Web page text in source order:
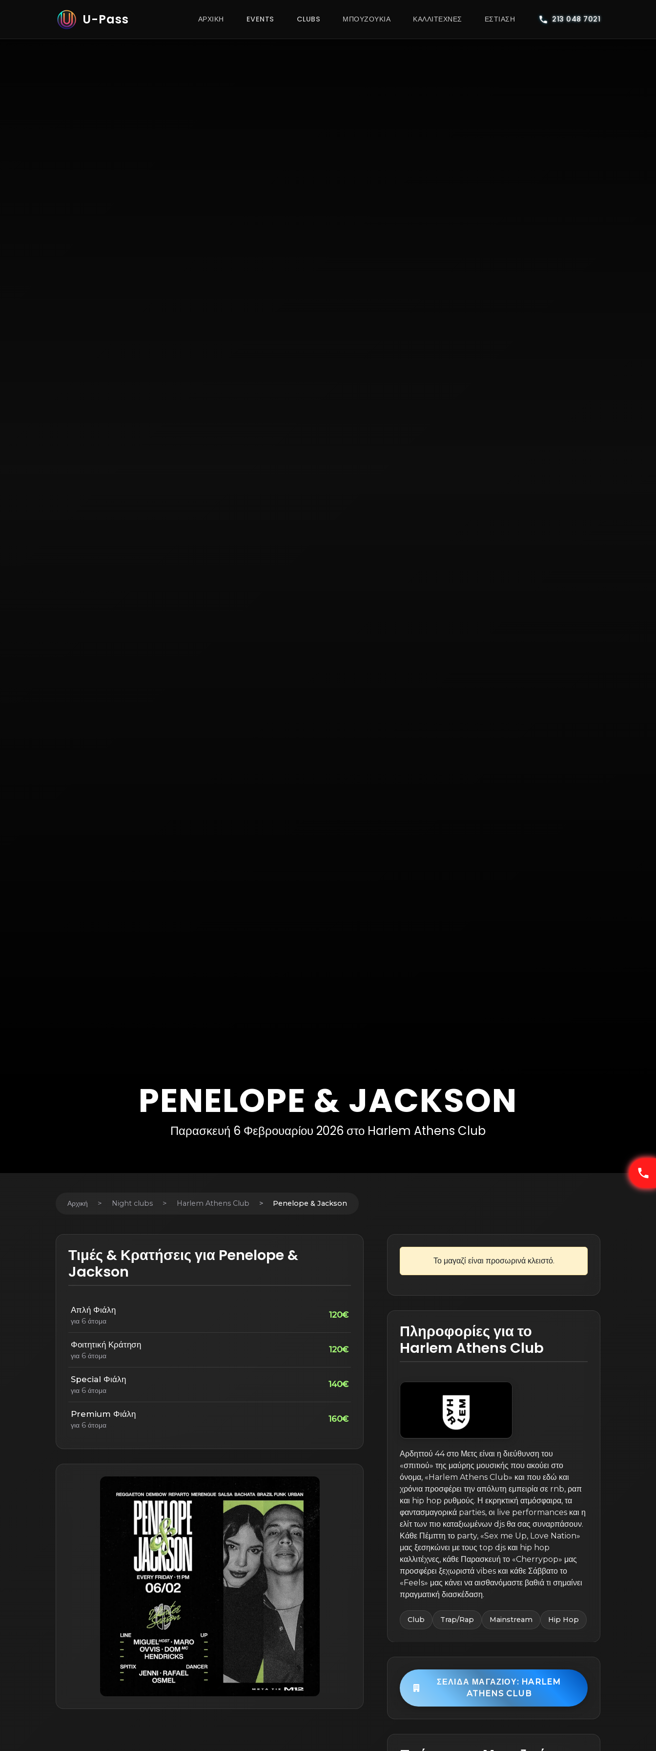
U-Pass ΑΡΧΙΚΗ EVENTS CLUBS ΜΠΟΥΖΟΥΚΙΑ ΚΑΛΛΙΤΕΧΝΕΣ ΕΣΤΊΑΣΗ 213 048 7021
PENELOPE & JACKSON
Παρασκευή 6 Φεβρουαρίου 2026 στο Harlem Athens Club
Αρχική Night clubs Harlem Athens Club Penelope & Jackson
Τιμές & Κρατήσεις για Penelope &
Jackson
Απλή Φιάλη
για 6 άτομα
120€
Φοιτητική Κράτηση
για 6 άτομα
120€
Special Φιάλη
για 6 άτομα
140€
Premium Φιάλη
για 6 άτομα
160€
Το μαγαζί είναι προσωρινά κλειστό.
Πληροφορίες για το
Harlem Athens Club
Αρδηττού 44 στο Μετς είναι η διεύθυνση του
«σπιτιού» της μαύρης μουσικής που ακούει στο
όνομα, «Harlem Athens Club» και που εδώ και
χρόνια προσφέρει την απόλυτη εμπειρία σε rnb, ραπ
και hip hop ρυθμούς. Η εκρηκτική ατμόσφαιρα, τα
φαντασμαγορικά parties, οι live performances και η
ελίτ των πιο καταξιωμένων djs θα σας συναρπάσουν.
Κάθε Πέμπτη το party, «Sex me Up, Love Nation»
μας ξεσηκώνει με τους top djs και hip hop
καλλιτέχνες, κάθε Παρασκευή το «Cherrypop» μας
προσφέρει ξεχωριστά vibes και κάθε Σάββατο το
«Feels» μας κάνει να αισθανόμαστε βαθιά τι σημαίνει
πραγματική διασκέδαση.
Club Trap/Rap Mainstream Hip Hop
ΣΕΛΊΔΑ ΜΑΓΑΖΙΟΎ: HARLEM
ATHENS CLUB